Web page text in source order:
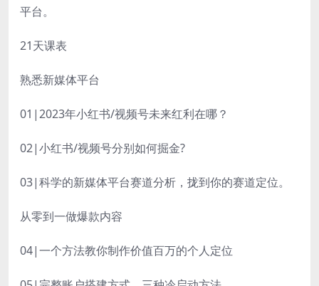
平台。
21天课表
熟悉新媒体平台
01|2023年小红书/视频号未来红利在哪？
02|小红书/视频号分别如何掘金?
03|科学的新媒体平台赛道分析，拢到你的赛道定位。
从零到一做爆款内容
04|一个方法教你制作价值百万的个人定位